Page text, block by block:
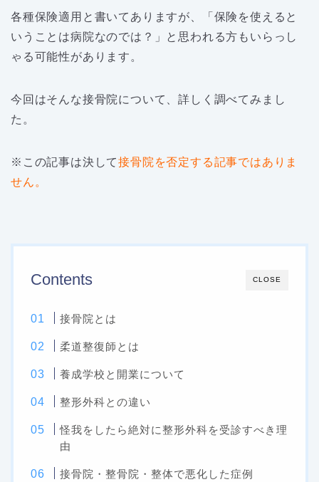
各種保険適用と書いてありますが、「保険を使えると
いうことは病院なのでは？」と思われる方もいらっし
ゃる可能性があります。
今回はそんな接骨院について、詳しく調べてみまし
た。
※この記事は決して接骨院を否定する記事ではありま
せん。
CLOSE
Contents
接骨院とは
柔道整復師とは
養成学校と開業について
整形外科との違い
怪我をしたら絶対に整形外科を受診すべき理
由
接骨院・整骨院・整体で悪化した症例